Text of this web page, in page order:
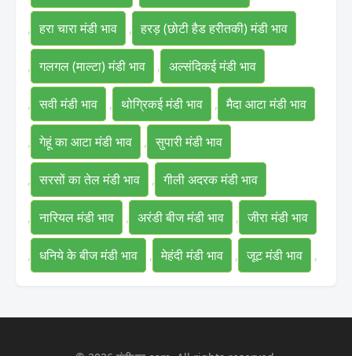
, हरा चारा मंडी भाव , हरड़ (छोटी हैड हरीतकी) मंडी भाव
, गलगल (माल्टा) मंडी भाव , अल्संदिकई मंडी भाव
, सवी मंडी भाव , थोग्रिकई मंडी भाव , मैदा आटा मंडी भाव
, गेहूं का आटा मंडी भाव , सुपारी मंडी भाव
, सरसों का तेल मंडी भाव , गीली अदरक मंडी भाव
, नारियल मंडी भाव , अरंडी बीज मंडी भाव , जीरा मंडी भाव
, धनिये के बीज मंडी भाव , मेहंदी मंडी भाव , जूट मंडी भाव ,